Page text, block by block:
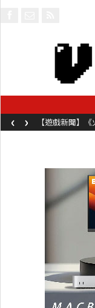
【遊戲新聞】
容同時系舊作限
‹ ›